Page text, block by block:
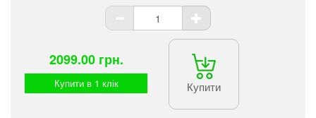
2099.00 грн.
Купити в 1 клік Купити